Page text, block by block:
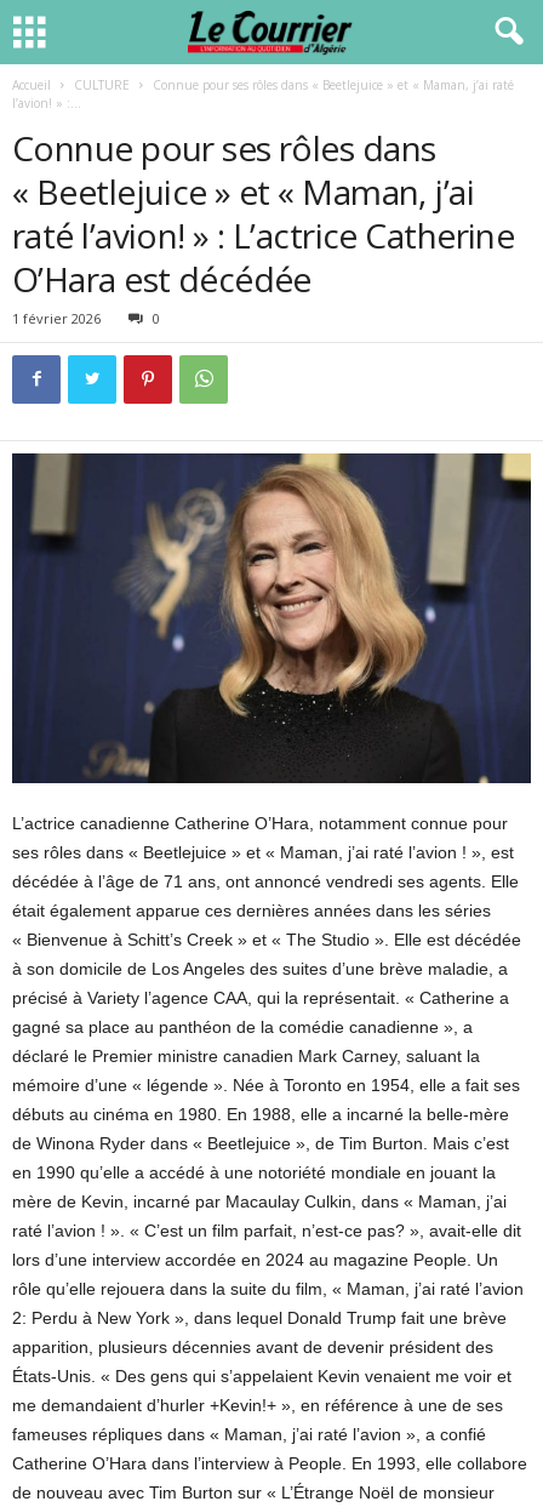
Accueil CULTURE
Connue pour ses rôles dans « Beetlejuice » et « Maman, j’ai raté
l’avion! » :...
Connue pour ses rôles dans
« Beetlejuice » et « Maman, j’ai
raté l’avion! » : L’actrice Catherine
O’Hara est décédée
1 février 2026 0
L’actrice canadienne Catherine O’Hara, notamment connue pour
ses rôles dans « Beetlejuice » et « Maman, j’ai raté l’avion ! », est
décédée à l’âge de 71 ans, ont annoncé vendredi ses agents. Elle
était également apparue ces dernières années dans les séries
« Bienvenue à Schitt’s Creek » et « The Studio ». Elle est décédée
à son domicile de Los Angeles des suites d’une brève maladie, a
précisé à Variety l’agence CAA, qui la représentait. « Catherine a
gagné sa place au panthéon de la comédie canadienne », a
déclaré le Premier ministre canadien Mark Carney, saluant la
mémoire d’une « légende ». Née à Toronto en 1954, elle a fait ses
débuts au cinéma en 1980. En 1988, elle a incarné la belle-mère
de Winona Ryder dans « Beetlejuice », de Tim Burton. Mais c’est
en 1990 qu’elle a accédé à une notoriété mondiale en jouant la
mère de Kevin, incarné par Macaulay Culkin, dans « Maman, j’ai
raté l’avion ! ». « C’est un film parfait, n’est-ce pas? », avait-elle dit
lors d’une interview accordée en 2024 au magazine People. Un
rôle qu’elle rejouera dans la suite du film, « Maman, j’ai raté l’avion
2: Perdu à New York », dans lequel Donald Trump fait une brève
apparition, plusieurs décennies avant de devenir président des
États-Unis. « Des gens qui s’appelaient Kevin venaient me voir et
me demandaient d’hurler +Kevin!+ », en référence à une de ses
fameuses répliques dans « Maman, j’ai raté l’avion », a confié
Catherine O’Hara dans l’interview à People. En 1993, elle collabore
de nouveau avec Tim Burton sur « L’Étrange Noël de monsieur